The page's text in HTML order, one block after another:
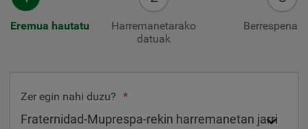
Eremua hautatu
Harremanetarako
datuak
Berrespena
Zer egin nahi duzu? *